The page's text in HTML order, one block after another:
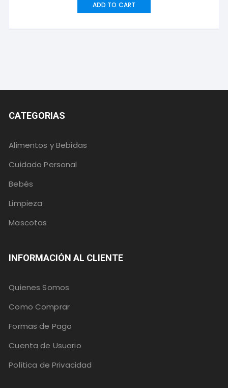
ADD TO CART
CATEGORIAS
Alimentos y Bebidas
Cuidado Personal
Bebés
Limpieza
Mascotas
INFORMACIÓN AL CLIENTE
Quienes Somos
Como Comprar
Formas de Pago
Cuenta de Usuario
Política de Privacidad